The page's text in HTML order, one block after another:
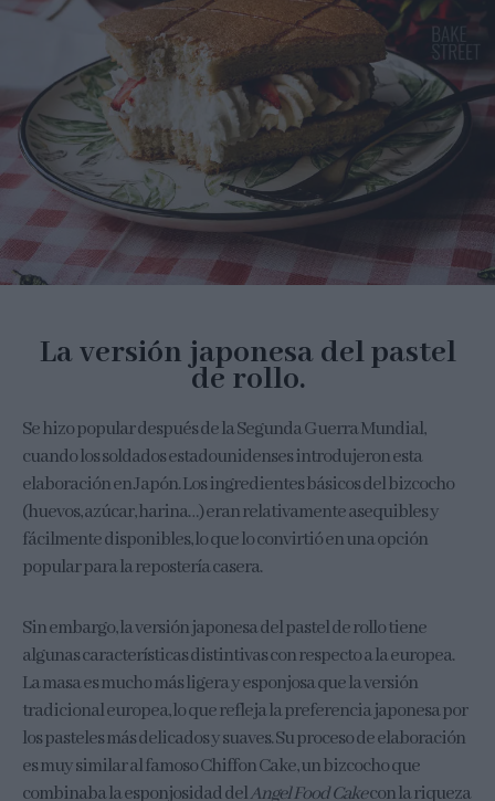
Laversión japonesa del pastel
de rollo.
Se hizo popular después de la Segunda Guerra Mundial,
cuando los soldados estadounidenses introdujeron esta
elaboración en Japón. Los ingredientes básicos del bizcocho
(huevos, azúcar, harina…) eran relativamente asequibles y
fácilmente disponibles, lo que lo convirtió en una opción
popular para la repostería casera.
Sin embargo, la versión japonesa del pastel de rollo tiene
algunas características distintivas con respecto a la europea.
La masa es mucho más ligera y esponjosa que la versión
tradicional europea, lo que refleja la preferencia japonesa por
los pasteles más delicados y suaves. Su proceso de elaboración
es muy similar al famoso Chiffon Cake, un bizcocho que
combinaba la esponjosidad delAngel Food Cakecon la riqueza